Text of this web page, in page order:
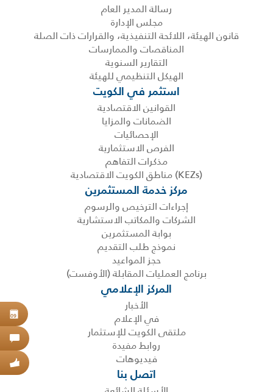
رسالة المدير العام
مجلس الإدارة
قانون الهيئة، اللائحة التنفيذية، والقرارات ذات الصلة
المناقصات والممارسات
التقارير السنوية
الهيكل التنظيمي للهيئة
استثمر في الكويت
القوانين الاقتصادية
الضمانات والمزايا
الإحصائيات
الفرص الاستثمارية
مذكرات التفاهم
(KEZs) مناطق الكويت الاقتصادية
مركز خدمة المستثمرين
إجراءات الترخيص والرسوم
الشركات والمكاتب الاستشارية
بوابة المستثمرين
نموذج طلب التقديم
حجز المواعيد
برنامج العمليات المقابلة (الأوفست)
المركز الإعلامي
الأخبار
في الإعلام
ملتقى الكويت للإستثمار
روابط مفيدة
فيديوهات
اتصل بنا
09